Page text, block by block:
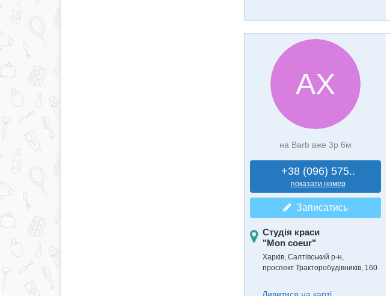
АХ
на Barb вже 3р 6м
+38 (096) 575..
показати номер
Записатись
Студія краси
"Mon coeur"
Харків, Салтівський р-н,
проспект Тракторобудівників, 160